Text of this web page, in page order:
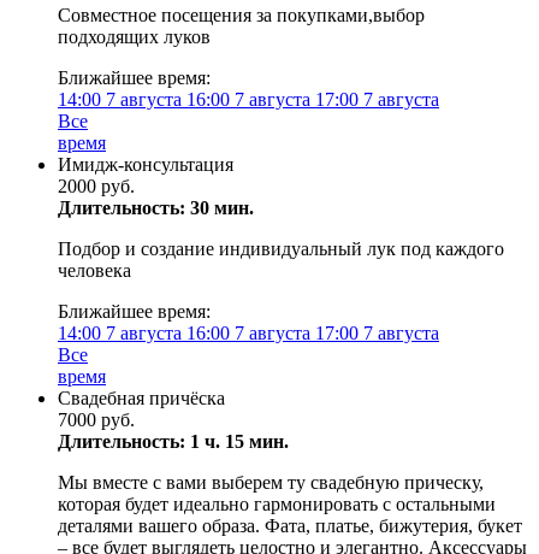
Совместное посещения за покупками,выбор
подходящих луков
Ближайшее время:
14:00 7 августа 16:00 7 августа 17:00 7 августа
Все
время
Имидж-консультация
2000 руб.
Длительность: 30 мин.
Подбор и создание индивидуальный лук под каждого
человека
Ближайшее время:
14:00 7 августа 16:00 7 августа 17:00 7 августа
Все
время
Свадебная причёска
7000 руб.
Длительность: 1 ч. 15 мин.
Мы вместе с вами выберем ту свадебную прическу,
которая будет идеально гармонировать с остальными
деталями вашего образа. Фата, платье, бижутерия, букет
– все будет выглядеть целостно и элегантно. Аксессуары